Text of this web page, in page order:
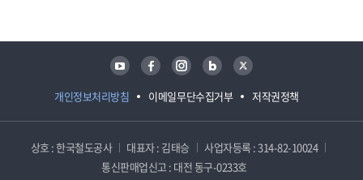
개인정보처리방침 이메일무단수집거부 저작권정책
유튜브 페이스북 인스타그램 블로그 트위터
상호 : 한국철도공사 대표자 : 김태승
사업자등록 : 314-82-10024
통신판매업신고 : 대전 동구-0233호